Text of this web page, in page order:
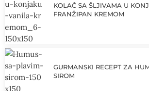
KOLAČ SA ŠLJIVAMA U
FRANŽIPAN KREMOM
GURMANSKI RECEPT ZA
SIROM